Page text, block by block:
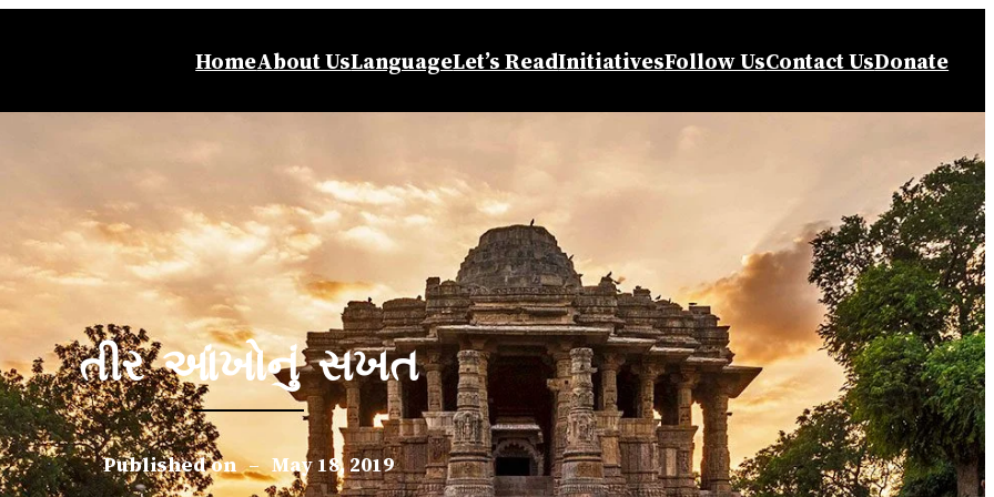
HomeAbout UsLanguageLet’s ReadInitiativesFollow UsContact UsDonate
તીર આંખોનું સખત
Published on – May 18, 2019